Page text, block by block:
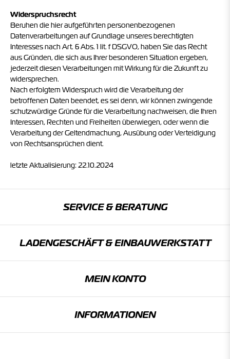
Widerspruchsrecht
Beruhen die hier aufgeführten personenbezogenen
Datenverarbeitungen auf Grundlage unseres berechtigten
Interesses nach Art. 6 Abs. 1 lit. f DSGVO, haben Sie das Recht
aus Gründen, die sich aus Ihrer besonderen Situation ergeben,
jederzeit diesen Verarbeitungen mit Wirkung für die Zukunft zu
widersprechen.
Nach erfolgtem Widerspruch wird die Verarbeitung der
betroffenen Daten beendet, es sei denn, wir können zwingende
schutzwürdige Gründe für die Verarbeitung nachweisen, die Ihren
Interessen, Rechten und Freiheiten überwiegen, oder wenn die
Verarbeitung der Geltendmachung, Ausübung oder Verteidigung
von Rechtsansprüchen dient.
letzte Aktualisierung: 22.10.2024
SERVICE & BERATUNG
LADENGESCHÄFT & EINBAU­WERKSTATT
MEIN KONTO
INFORMATIONEN